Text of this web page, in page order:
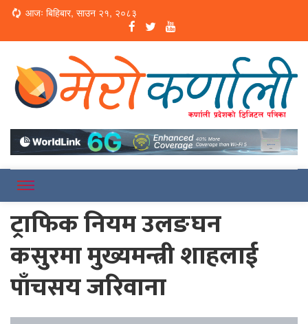
Loading...
आजः बिहिबार, साउन २१, २०८३
Merokarnali
ट्राफिक नियम उलङघन
कसुरमा मुख्यमन्त्री शाहलाई
पाँचसय जरिवाना